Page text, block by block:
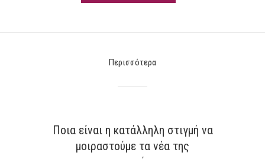
Περισσότερα
Ποια είναι η κατάλληλη στιγμή να
μοιραστούμε τα νέα της